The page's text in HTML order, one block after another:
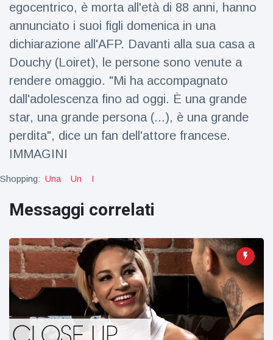
Dylan
Sprouse e
Barbara
Palvin
rivelano di
aspettare
una
bambina
15 July
50
Millie Bobby
Brown
incoraggia
sua figlia ad
essere
15 July
72
Visualizzazioni
definisce
Holland 'il
figlio dei
14 July
egocentrico, è morta all'età di 88 anni, hanno
annunciato i suoi figli domenica in una
dichiarazione all'AFP. Davanti alla sua casa a
Douchy (Loiret), le persone sono venute a
rendere omaggio. "Mi ha accompagnato
dall'adolescenza fino ad oggi. È una grande
star, una grande persona (...), è una grande
perdita", dice un fan dell'attore francese.
IMMAGINI
Shopping: Una Un I
Messaggi correlati